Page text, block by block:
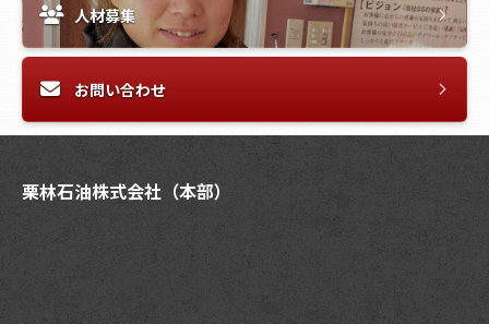
人材募集
お問い合わせ
栗林石油株式会社（本部）